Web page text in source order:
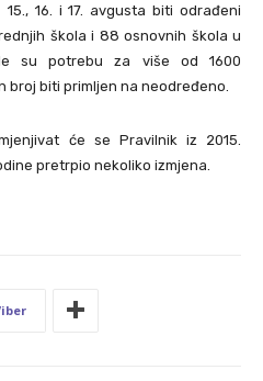
16. i 17. avgusta biti odrađeni
škola i 88 osnovnih škola u
su potrebu za više od 1600
broj biti primljen na neodređeno.
će se Pravilnik iz 2015.
pretrpio nekoliko izmjena.